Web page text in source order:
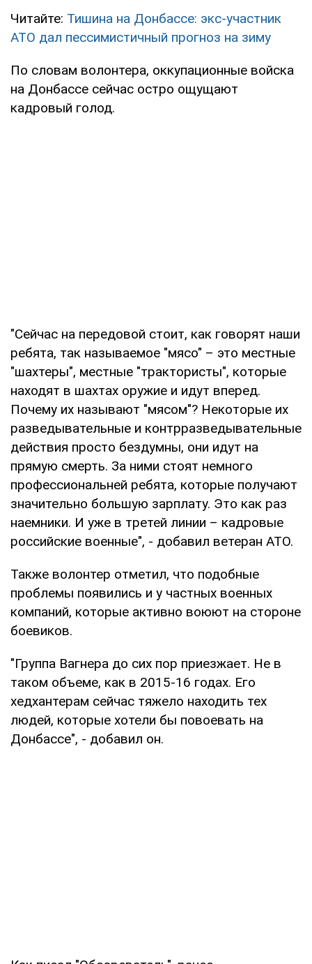
Читайте: Тишина на Донбассе: экс-участник
АТО дал пессимистичный прогноз на зиму
По словам волонтера, оккупационные войска
на Донбассе сейчас остро ощущают
кадровый голод.
"Сейчас на передовой стоит, как говорят наши
ребята, так называемое "мясо" – это местные
"шахтеры", местные "трактористы", которые
находят в шахтах оружие и идут вперед.
Почему их называют "мясом"? Некоторые их
разведывательные и контрразведывательные
действия просто бездумны, они идут на
прямую смерть. За ними стоят немного
профессиональней ребята, которые получают
значительно большую зарплату. Это как раз
наемники. И уже в третей линии – кадровые
российские военные", - добавил ветеран АТО.
Также волонтер отметил, что подобные
проблемы появились и у частных военных
компаний, которые активно воюют на стороне
боевиков.
"Группа Вагнера до сих пор приезжает. Не в
таком объеме, как в 2015-16 годах. Его
хедхантерам сейчас тяжело находить тех
людей, которые хотели бы повоевать на
Донбассе", - добавил он.